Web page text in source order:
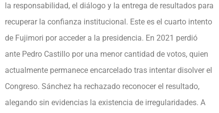
la responsabilidad, el diálogo y la entrega de resultados para
recuperar la confianza institucional. Este es el cuarto intento
de Fujimori por acceder a la presidencia. En 2021 perdió
ante Pedro Castillo por una menor cantidad de votos, quien
actualmente permanece encarcelado tras intentar disolver el
Congreso. Sánchez ha rechazado reconocer el resultado,
alegando sin evidencias la existencia de irregularidades. A